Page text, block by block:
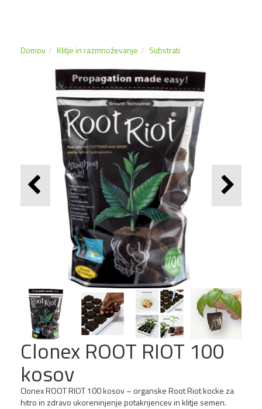
Domov Klitje in razmnoževanje Substrati
Clonex ROOT RIOT 100
kosov
Clonex ROOT RIOT 100 kosov – organske Root Riot kocke za
hitro in zdravo ukoreninjenje potaknjencev in klitje semen.